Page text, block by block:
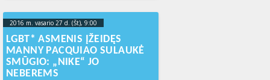
neabejoja, kad homoseksualiu
gimstama, tačiau
2016 m. vasario 27 d. (Št), 9:00
17T22:31:44+00:00
LGBT* ASMENIS ĮŽEIDĘS
MANNY PACQUIAO SULAUKĖ
SMŪGIO: „NIKE“ JO
NEBEREMS